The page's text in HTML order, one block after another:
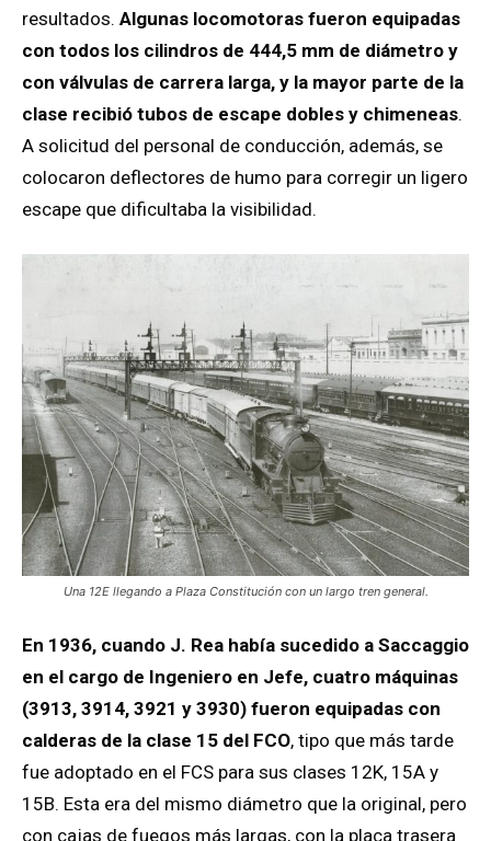
resultados. Algunas locomotoras fueron equipadas
con todos los cilindros de 444,5 mm de diámetro y
con válvulas de carrera larga, y la mayor parte de la
clase recibió tubos de escape dobles y chimeneas.
A solicitud del personal de conducción, además, se
colocaron deflectores de humo para corregir un ligero
escape que dificultaba la visibilidad.
Una 12E llegando a Plaza Constitución con un largo tren general.
En 1936, cuando J. Rea había sucedido a Saccaggio
en el cargo de Ingeniero en Jefe, cuatro máquinas
(3913, 3914, 3921 y 3930) fueron equipadas con
calderas de la clase 15 del FCO, tipo que más tarde
fue adoptado en el FCS para sus clases 12K, 15A y
15B. Esta era del mismo diámetro que la original, pero
con cajas de fuegos más largas, con la placa trasera